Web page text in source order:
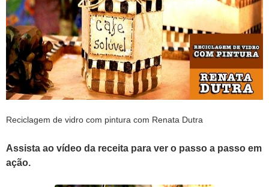
Reciclagem de vidro com pintura com Renata Dutra
Assista ao vídeo da receita para ver o passo a passo em
ação.